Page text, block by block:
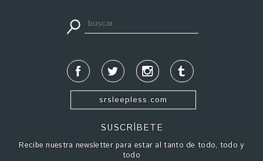
srsleepless.com
SUSCRÍBETE
Recibe nuestra newsletter para estar al tanto de todo, todo y
todo